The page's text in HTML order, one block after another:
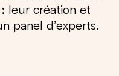
leur création et
panel d’experts.